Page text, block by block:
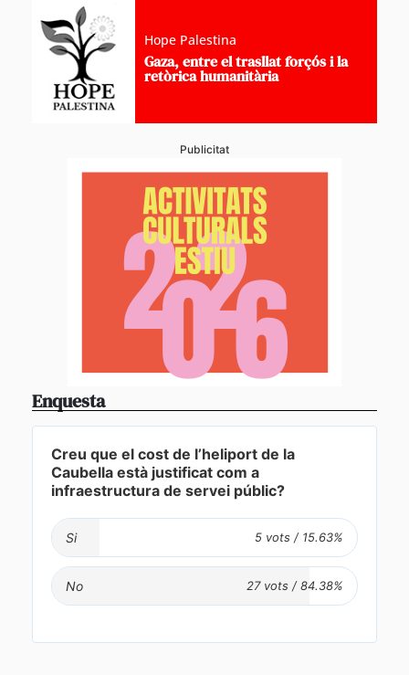
Hope Palestina
Gaza, entre el trasllat forçós i la
retòrica humanitària
Publicitat
Enquesta
Creu que el cost de l’heliport de la
Caubella està justificat com a
infraestructura de servei públic?
Si
No